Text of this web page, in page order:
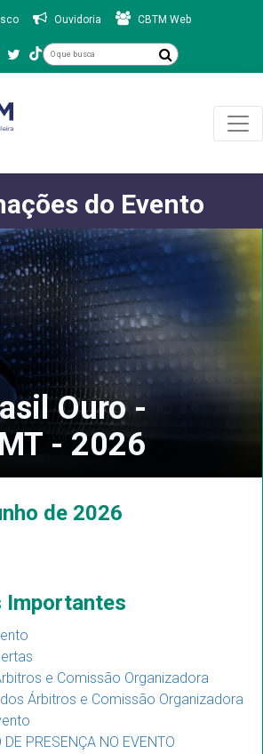
Ouvidoria CBTM Web
do Evento
Ouro -
- 2026
de 2026
Importantes
e Comissão Organizadora
Árbitros e Comissão Organizadora
DE PRESENÇA NO EVENTO